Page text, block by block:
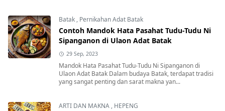
Batak , Pernikahan Adat Batak
Contoh Mandok Hata Pasahat Tudu-Tudu Ni
Sipanganon di Ulaon Adat Batak
29 Sep, 2023
Mandok Hata Pasahat Tudu-Tudu Ni Sipanganon di
Ulaon Adat Batak Dalam budaya Batak, terdapat tradisi
yang sangat penting dan sarat makna yan...
ARTI DAN MAKNA , HEPENG